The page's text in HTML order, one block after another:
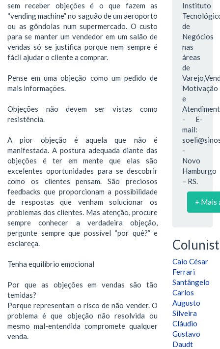
sem receber objeções é o que fazem as
“vending machine” no saguão de um aeroporto
ou as gôndolas num supermercado. O custo
para se manter um vendedor em um salão de
vendas só se justifica porque nem sempre é
fácil ajudar o cliente a comprar.
Pense em uma objeção como um pedido de
mais informações.
Objeções não devem ser vistas como
resistência.
A pior objeção é aquela que não é
manifestada. A postura adequada diante das
objeções é ter em mente que elas são
excelentes oportunidades para se descobrir
como os clientes pensam. São preciosos
feedbacks que proporcionam a possibilidade
de respostas que venham solucionar os
problemas dos clientes. Mas atenção, procure
sempre conhecer a verdadeira objeção,
pergunte sempre que possível “por quê?” e
esclareça.
Tenha equilíbrio emocional
Por que as objeções em vendas são tão
temidas?
Porque representam o risco de não vender. O
problema é que objeção não resolvida ou
mesmo mal-entendida compromete qualquer
venda.
Instituto
de
Negócios
nas
áreas
de
Motivação
e
- E-
mail:
-
Novo
Hamburgo
– RS.
+ Mais
Caio César
Ferrari
Santângelo
Carlos
Augusto
Silveira
Cláudio
Gustavo
Daudt